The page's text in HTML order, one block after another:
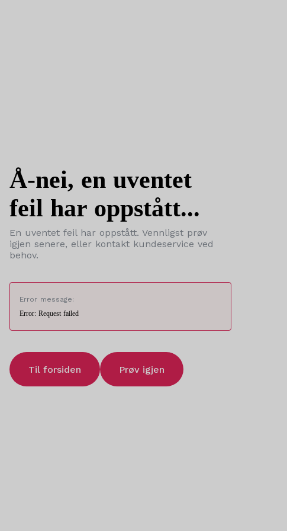
Å-nei, en uventet
feil har oppstått...
En uventet feil har oppstått. Vennligst prøv
igjen senere, eller kontakt kundeservice ved
behov.
Error message:
Error: Request failed
Til forsiden Prøv igjen